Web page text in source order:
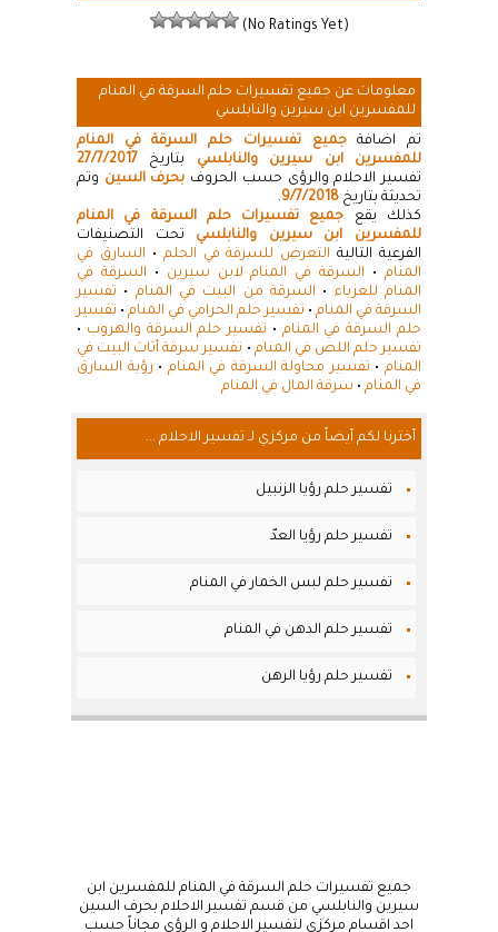
(No Ratings Yet)
معلومات عن جميع تفسيرات حلم السرقة في المنام
للمفسرين ابن سيرين والنابلسي
تم اضافةجميع تفسيرات حلم السرقة في المنام
للمفسرين ابن سيرين والنابلسي بتاريخ 27/7/2017
تفسير الاحلام والرؤى حسب الحروف بحرف السين وتم
تحديثة بتاريخ 9/7/2018
.
كذلك يقع جميع تفسيرات حلم السرقة في المنام
للمفسرين ابن سيرين والنابلسي تحت التصنيفات
الفرعية التالية التعرض للسرقة في الحلم • السارق في
المنام• السرقة في المنام لابن سيرين • السرقة في
المنام للعزباء • السرقة من البيت في المنام • تفسير
السرقة في المنام • تفسير حلم الحرامي في المنام • تفسير
حلم السرقة في المنام • تفسير حلم السرقة والهروب •
تفسير حلم اللص في المنام • تفسير سرقة أثاث البيت في
المنام• تفسير محاولة السرقة في المنام • رؤية السارق
في المنام • سرقة المال في المنام
أخترنا لكم أيضاً من مركزي لـ تفسير الاحلام ...
تفسير حلم رؤيا الزنبيل
تفسير حلم رؤيا العدّ
تفسير حلم لبس الخمار في المنام
تفسير حلم الدهن في المنام
تفسير حلم رؤيا الرهن
جميع تفسيرات حلم السرقة في المنام للمفسرين ابن
سيرين والنابلسي من قسم تفسير الاحلام بحرف السين
احد اقسام مركزي لتفسير الاحلام و الرؤى مجاناً حسب